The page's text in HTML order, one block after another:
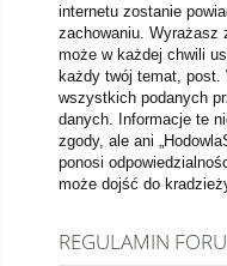
internetu zostanie
zachowaniu. Wyrażasz
może w każdej chwili
każdy twój temat,
wszystkich podanych
danych. Informacje te
zgody, ale ani
ponosi
może dojść do
REGULAMIN